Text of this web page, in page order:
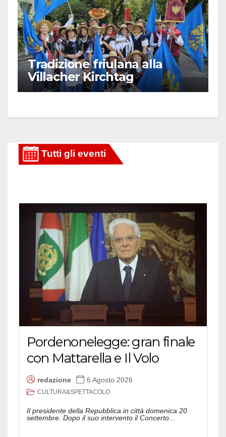
Tradizione friulana alla
Villacher Kirchtag
Pordenonelegge: gran finale
con Mattarella e Il Volo
redazione 6 Agosto 2026
CULTURA&SPETTACOLO
Il presidente della Repubblica in città domenica 20
settembre. Dopo il suo intervento il Concerto...